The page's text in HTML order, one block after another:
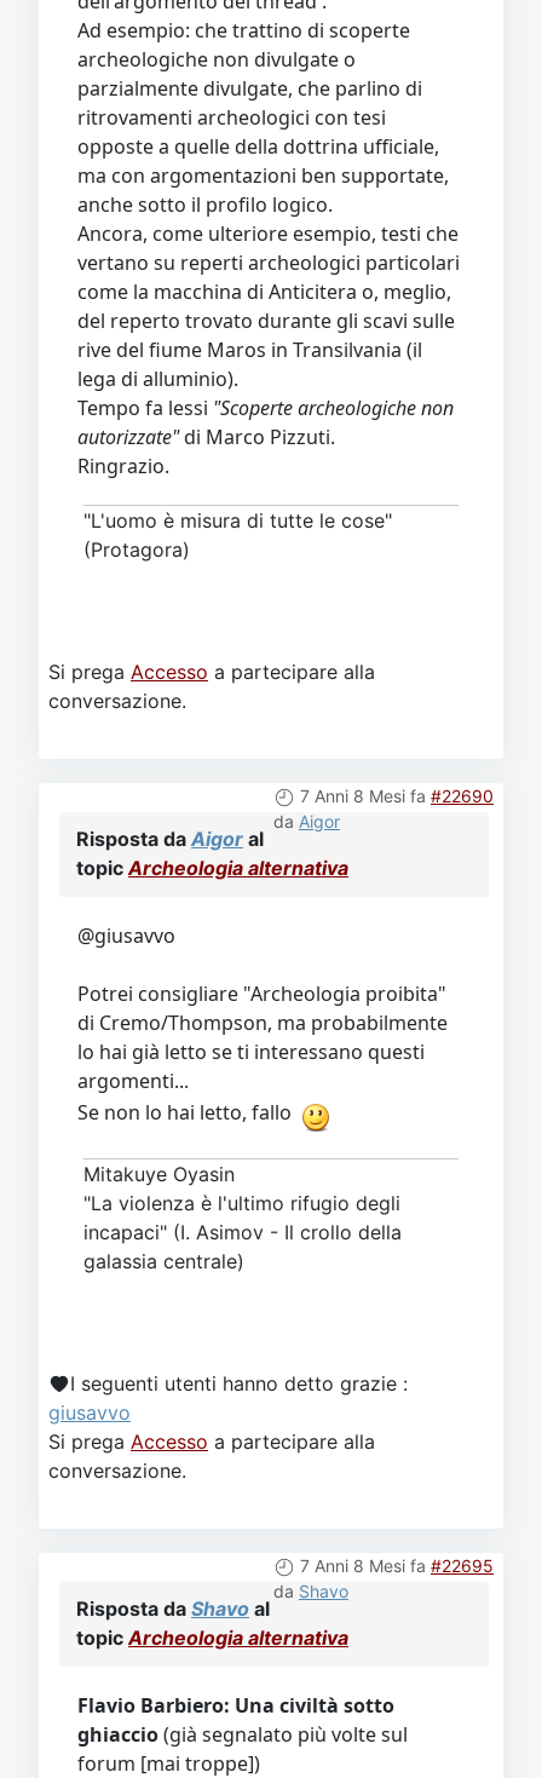
Ad esempio: che trattino di scoperte
archeologiche non divulgate o
parzialmente divulgate, che parlino di
ritrovamenti archeologici con tesi
opposte a quelle della dottrina ufficiale,
ma con argomentazioni ben supportate,
anche sotto il profilo logico.
Ancora, come ulteriore esempio, testi che
vertano su reperti archeologici particolari
come la macchina di Anticitera o, meglio,
del reperto trovato durante gli scavi sulle
rive del fiume Maros in Transilvania (il
lega di alluminio).
Tempo fa lessi "Scoperte archeologiche non
autorizzate"di Marco Pizzuti.
Ringrazio.
"L'uomo è misura di tutte le cose"
(Protagora)
Si prega Accesso a partecipare alla
conversazione.
7 Anni 8 Mesi fa #22690
da Aigor
Risposta da Aigor al
topic Archeologia alternativa
@giusavvo
Potrei consigliare "Archeologia proibita"
di Cremo/Thompson, ma probabilmente
lo hai già letto se ti interessano questi
argomenti...
Se non lo hai letto, fallo
Mitakuye Oyasin
"La violenza è l'ultimo rifugio degli
incapaci" (I. Asimov - Il crollo della
galassia centrale)
I seguenti utenti hanno detto grazie :
giusavvo
Si prega Accesso a partecipare alla
conversazione.
7 Anni 8 Mesi fa #22695
da Shavo
Risposta da Shavo al
topic Archeologia alternativa
Flavio Barbiero: Una civiltà sotto
ghiaccio(già segnalato più volte sul
forum [mai troppe])